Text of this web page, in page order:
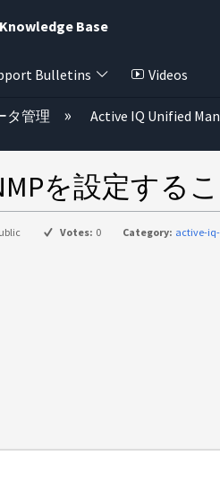
Knowledge Base
Bulletins Videos
層を展開/折りたたむ
タ管理 Active IQ Unified
を設定する
Votes: 0 Category: active-